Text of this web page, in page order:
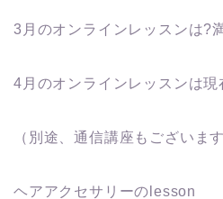
3月のオンラインレッスンは?
4月のオンラインレッスンは現
（別途、通信講座もございます
ヘアアクセサリーのlesson